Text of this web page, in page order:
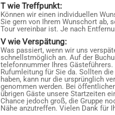
T wie Treffpunkt:
Können wir einen individuellen
Sie gern von Ihrem Wunschort ab,
Tour vereinbar ist. Je nach
V wie Verspätung:
Was passiert, wenn wir uns
schnellstmöglich an. Auf der
telefonnummer Ihres
Rufumleitung für Sie da. Sollten
haben, kann nur die ursprünglich
genommen werden. Bei
übrigen Gäste unsere Startzeiten
Chance jedoch groß, die Gruppe
Nähe anzutreffen. Vielen Dank für